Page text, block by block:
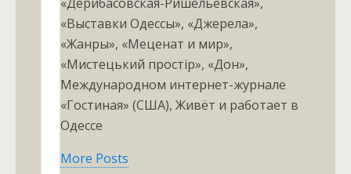
«Выставки Одессы», «Джерела»,
«Жанры», «Меценат и мир»,
«Мистецький простiр», «Дон»,
Международном интернет-журнале
«Гостиная» (США), Живёт и работает в
Одессе
More Posts